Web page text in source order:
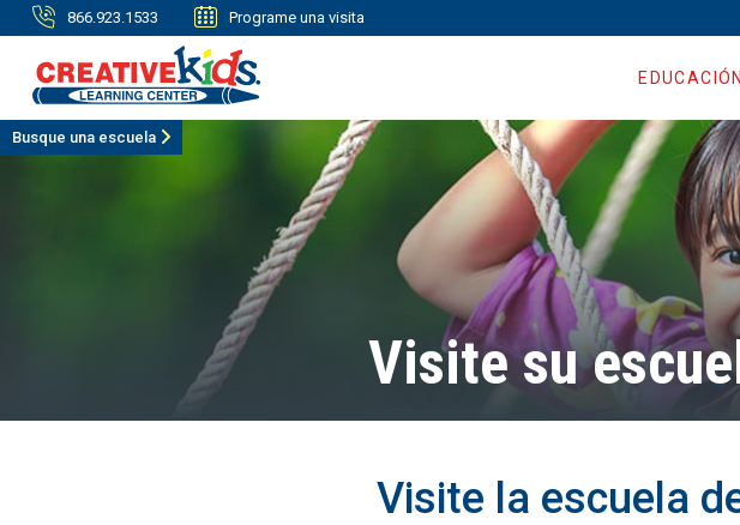
866.923.1533 Programe una visita
EDUCACIÓN
Busque una escuela
Visite su
Visite la escuela